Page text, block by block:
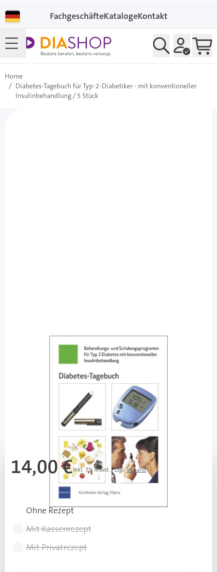
FachgeschäfteKatalogeKontakt
Home
/ Diabetes-Tagebuch für Typ-2-Diabetiker - mit konventioneller
Insulinbehandlung / 5 Stück
Diabetes-Tagebuch für Typ-2-Diabetiker
- mit konventioneller Insulinbehandlung
110063
Lieferzeit 3-7 Werktage
Mehr über das Produkt
14,00 €Inkl. 7% Mwst. ,zzgl.Versand
Rezeptart wählen
Ohne Rezept
Mit Kassenrezept
Mit Privatrezept